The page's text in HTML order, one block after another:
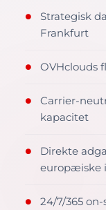
●
Strategisk
Frankfurt
● OVHclouds
●
Carrier-
kapacitet
●
Direkte
europæiske
●
24/7/365